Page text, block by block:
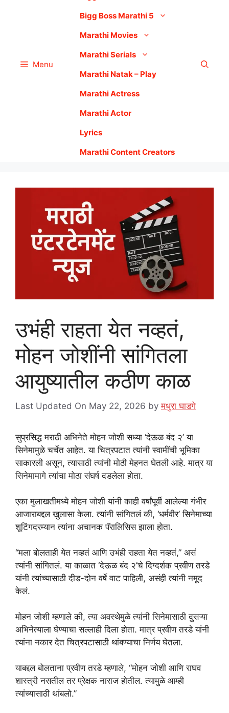
Menu
Bigg Boss Marathi 5
Marathi Movies
Marathi Serials
Marathi Natak – Play
Marathi Actress
Marathi Actor
Lyrics
Marathi Content Creators
उभंही राहता येत नव्हतं,
मोहन जोशींनी सांगितला
आयुष्यातील कठीण काळ
Last Updated On May 22, 2026 byमधुरा घाडगे
सुप्रसिद्ध मराठी अभिनेते मोहन जोशी सध्या ‘देऊळ बंद २’ या
सिनेमामुळे चर्चेत आहेत. या चित्रपटात त्यांनी स्वामींची भूमिका
साकारली असून, त्यासाठी त्यांनी मोठी मेहनत घेतली आहे. मात्र या
सिनेमामागे त्यांचा मोठा संघर्ष दडलेला होता.
एका मुलाखतीमध्ये मोहन जोशी यांनी काही वर्षांपूर्वी आलेल्या गंभीर
आजाराबद्दल खुलासा केला. त्यांनी सांगितलं की, ‘धर्मवीर’ सिनेमाच्या
शूटिंगदरम्यान त्यांना अचानक पॅरालिसिस झाला होता.
“मला बोलताही येत नव्हतं आणि उभंही राहता येत नव्हतं,” असं
त्यांनी सांगितलं. या काळात ‘देऊळ बंद २’चे दिग्दर्शक प्रवीण तरडे
यांनी त्यांच्यासाठी दीड-दोन वर्षे वाट पाहिली, असंही त्यांनी नमूद
केलं.
मोहन जोशी म्हणाले की, त्या अवस्थेमुळे त्यांनी सिनेमासाठी दुसऱ्या
अभिनेत्याला घेण्याचा सल्लाही दिला होता. मात्र प्रवीण तरडे यांनी
त्यांना नकार देत चित्रपटासाठी थांबण्याचा निर्णय घेतला.
याबद्दल बोलताना प्रवीण तरडे म्हणाले, “मोहन जोशी आणि राघव
शास्त्री नसतील तर प्रेक्षक नाराज होतील. त्यामुळे आम्ही
त्यांच्यासाठी थांबलो.”